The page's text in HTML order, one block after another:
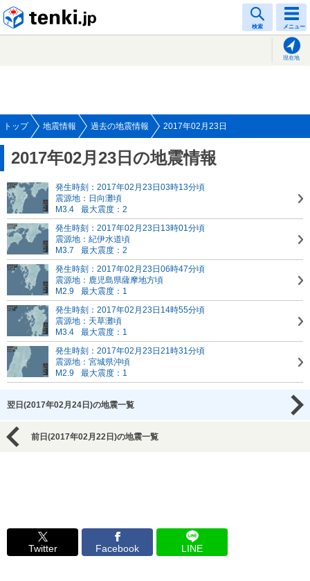
検索 メニュー
現在地
トップ 地震情報 過去の地震情報 2017年02月23日
2017年02月23日の地震情報
発生時刻：2017年02月23日03時13分頃
震源地：日向灘頃
M3.4
最大震度：2
発生時刻：2017年02月23日13時01分頃
震源地：紀伊水道頃
M3.7
最大震度：2
発生時刻：2017年02月23日06時47分頃
震源地：鹿児島県薩摩地方頃
M2.9
最大震度：1
発生時刻：2017年02月23日14時55分頃
震源地：天草灘頃
M3.4
最大震度：1
発生時刻：2017年02月23日21時31分頃
震源地：宮城県沖頃
M2.9
最大震度：1
翌日(2017年02月24日)の地震一覧
前日(2017年02月22日)の地震一覧
Twitter Facebook LINE